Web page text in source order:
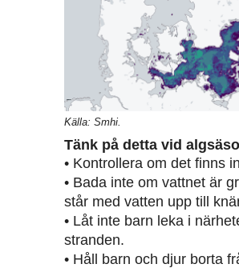
Källa: Smhi.
Tänk på detta vid
• Kontrollera om det finns
• Bada inte om vattnet är
står med vatten upp till
• Låt inte barn leka i
stranden.
• Håll barn och djur borta